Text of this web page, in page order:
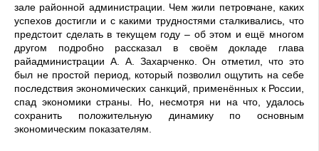
зале районной администрации. Чем жили петровчане, каких
успехов достигли и с какими трудностями сталкивались, что
предстоит сделать в текущем году – об этом и ещё многом
другом подробно рассказал в своём докладе глава
райадминистрации А. А. Захарченко. Он отметил, что это
был не простой период, который позволил ощутить на себе
последствия экономических санкций, применённых к России,
спад экономики страны. Но, несмотря ни на что, удалось
сохранить положительную динамику по основным
экономическим показателям.